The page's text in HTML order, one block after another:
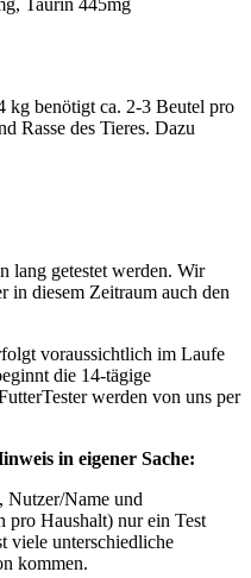
Taurin 445mg
kg benötigt ca. 2-3 Beutel pro
Rasse des Tieres. Dazu
lang getestet werden. Wir
in diesem Zeitraum auch den
voraussichtlich im Laufe
die 14-tägige
werden von uns per
in eigener Sache:
Nutzer/Name und
pro Haushalt) nur ein Test
viele unterschiedliche
kommen.